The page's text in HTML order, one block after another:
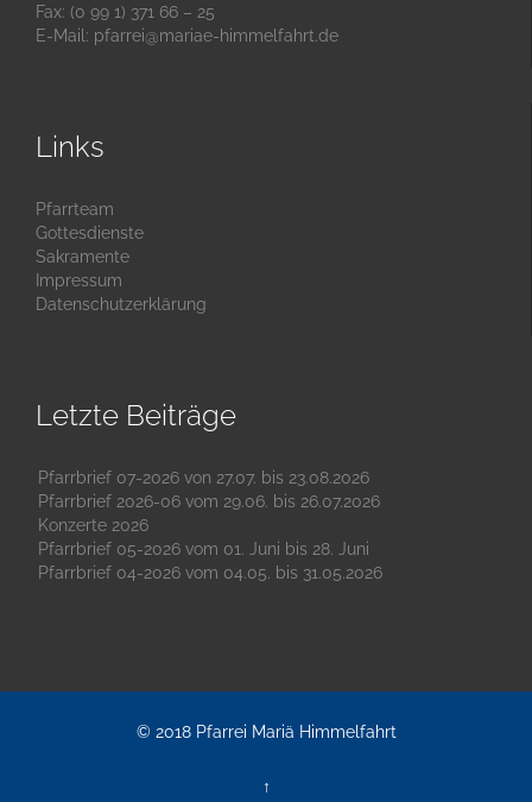
Fax: (0 99 1) 371 66 – 25
E-Mail: pfarrei@mariae-himmelfahrt.de
Links
Pfarrteam
Gottesdienste
Sakramente
Impressum
Datenschutzerklärung
Letzte Beiträge
Pfarrbrief 07-2026 von 27.07. bis 23.08.2026
Pfarrbrief 2026-06 vom 29.06. bis 26.07.2026
Konzerte 2026
Pfarrbrief 05-2026 vom 01. Juni bis 28. Juni
Pfarrbrief 04-2026 vom 04.05. bis 31.05.2026
© 2018 Pfarrei Mariä Himmelfahrt
↑